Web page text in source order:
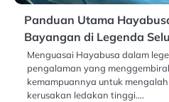
Panduan Utama
Bayangan di Legenda
Menguasai Hayabusa dalam
pengalaman yang
kemampuannya untuk
kerusakan ledakan tinggi.…